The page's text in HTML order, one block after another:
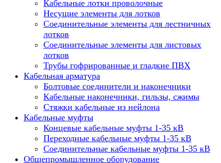
Кабельные лотки проволочные
Несущие элементы для лотков
Соединительные элементы для лестничных
лотков
Соединительные элементы для листовых
лотков
Трубы гофрированные и гладкие ПВХ
Кабельная арматура
Болтовые соединители и наконечники
Кабельные наконечники, гильзы, сжимы
Стяжки кабельные из нейлона
Кабельные муфты
Концевые кабельные муфты 1-35 кВ
Переходные кабельные муфты 1-35 кВ
Соединительные кабельные муфты 1-35 кВ
Общепромышленное оборудование